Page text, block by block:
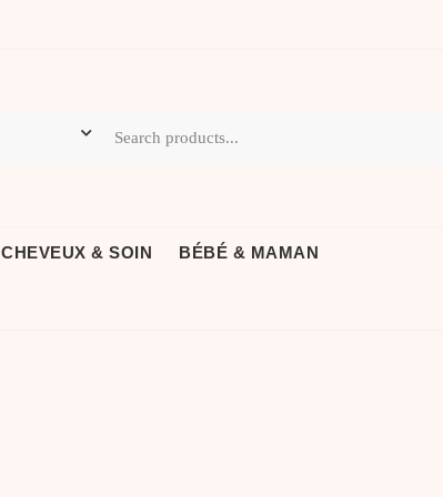
CHEVEUX & SOIN BÉBÉ & MAMAN